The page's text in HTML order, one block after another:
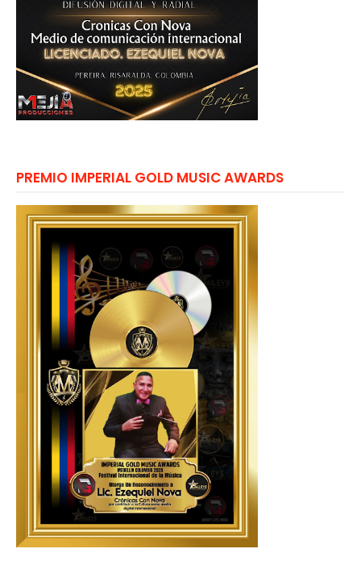
PREMIO IMPERIAL GOLD MUSIC AWARDS